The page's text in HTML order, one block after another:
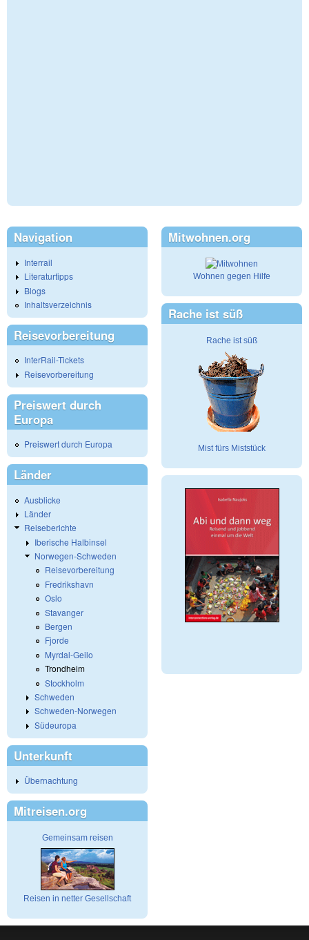
Navigation
Interrail
Literaturtipps
Blogs
Inhaltsverzeichnis
Reisevorbereitung
InterRail-Tickets
Reisevorbereitung
Preiswert durch
Europa
Preiswert durch Europa
Länder
Ausblicke
Länder
Reiseberichte
Iberische Halbinsel
Norwegen-Schweden
Reisevorbereitung
Fredrikshavn
Oslo
Stavanger
Bergen
Fjorde
Myrdal-Geilo
Trondheim
Stockholm
Schweden
Schweden-Norwegen
Südeuropa
Unterkunft
Übernachtung
Mitreisen.org
Gemeinsam reisen
Reisen in netter Gesellschaft
Mitwohnen.org
Wohnen gegen Hilfe
Rache ist süß
Rache ist süß
Mist fürs Miststück